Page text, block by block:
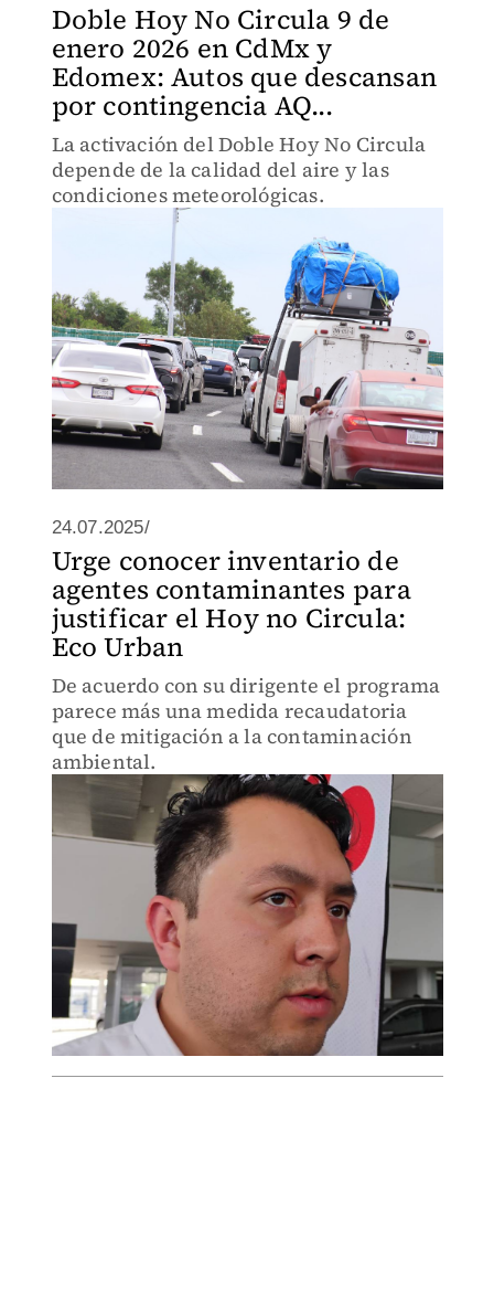
Doble Hoy No Circula 9 de
enero 2026 en CdMx y
Edomex: Autos que descansan
por contingencia AQ...
La activación del Doble Hoy No Circula
depende de la calidad del aire y las
condiciones meteorológicas.
24.07.2025/
Urge conocer inventario de
agentes contaminantes para
justificar el Hoy no Circula:
Eco Urban
De acuerdo con su dirigente el programa
parece más una medida recaudatoria
que de mitigación a la contaminación
ambiental.